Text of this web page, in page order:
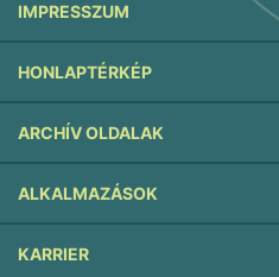
IMPRESSZUM
HONLAPTÉRKÉP
ARCHÍV OLDALAK
ALKALMAZÁSOK
KARRIER